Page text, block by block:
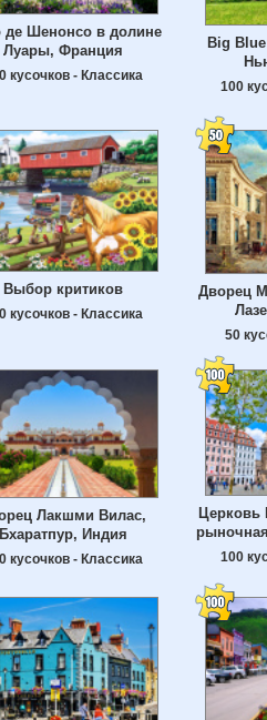
де Шенонсо в долине
Луары, Франция
кусочков - Классика
Big
100
Выбор критиков
кусочков - Классика
Дворец
50
Лакшми Вилас,
Бхаратпур, Индия
кусочков - Классика
Церковь
100